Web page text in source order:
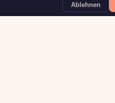
Guías Chile
Ablehnen